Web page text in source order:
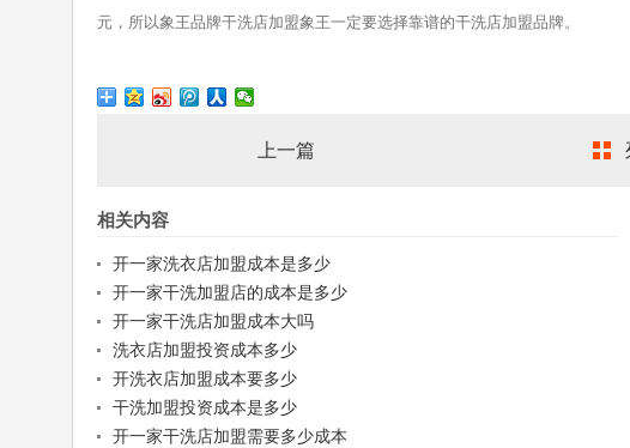
元，所以象王品牌干洗店加盟象王一定要选择靠谱的干洗店加盟品牌。
上一篇
相关内容
开一家洗衣店加盟成本是多少
开一家干洗加盟店的成本是多少
开一家干洗店加盟成本大吗
洗衣店加盟投资成本多少
开洗衣店加盟成本要多少
干洗加盟投资成本是多少
开一家干洗店加盟需要多少成本